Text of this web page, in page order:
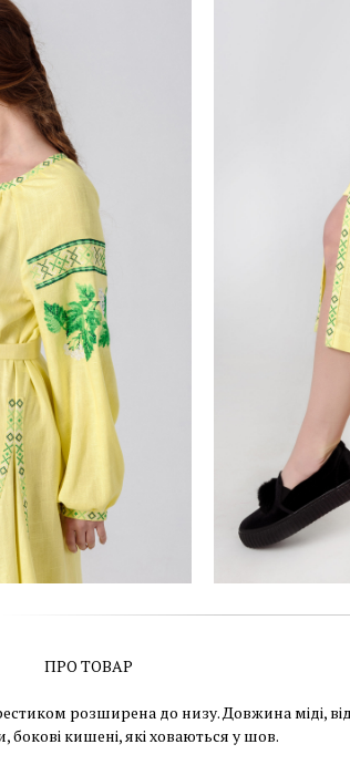
ПРО ТОВАР
розширена до низу. Довжина міді, від
бокові кишені, які ховаються у шов.